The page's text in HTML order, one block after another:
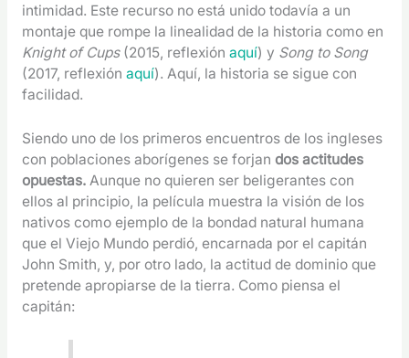
intimidad. Este recurso no está unido todavía a un
montaje que rompe la linealidad de la historia como en
Knight of Cups(2015, reflexión aquí) y Song to Song
(2017, reflexión aquí). Aquí, la historia se sigue con
facilidad.
Siendo uno de los primeros encuentros de los ingleses
con poblaciones aborígenes se forjan dos actitudes
opuestas. Aunque no quieren ser beligerantes con
ellos al principio, la película muestra la visión de los
nativos como ejemplo de la bondad natural humana
que el Viejo Mundo perdió, encarnada por el capitán
John Smith, y, por otro lado, la actitud de dominio que
pretende apropiarse de la tierra. Como piensa el
capitán: